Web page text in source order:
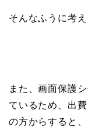
そんなふうに考
また、画面保護
ているため、出
の方からすると、